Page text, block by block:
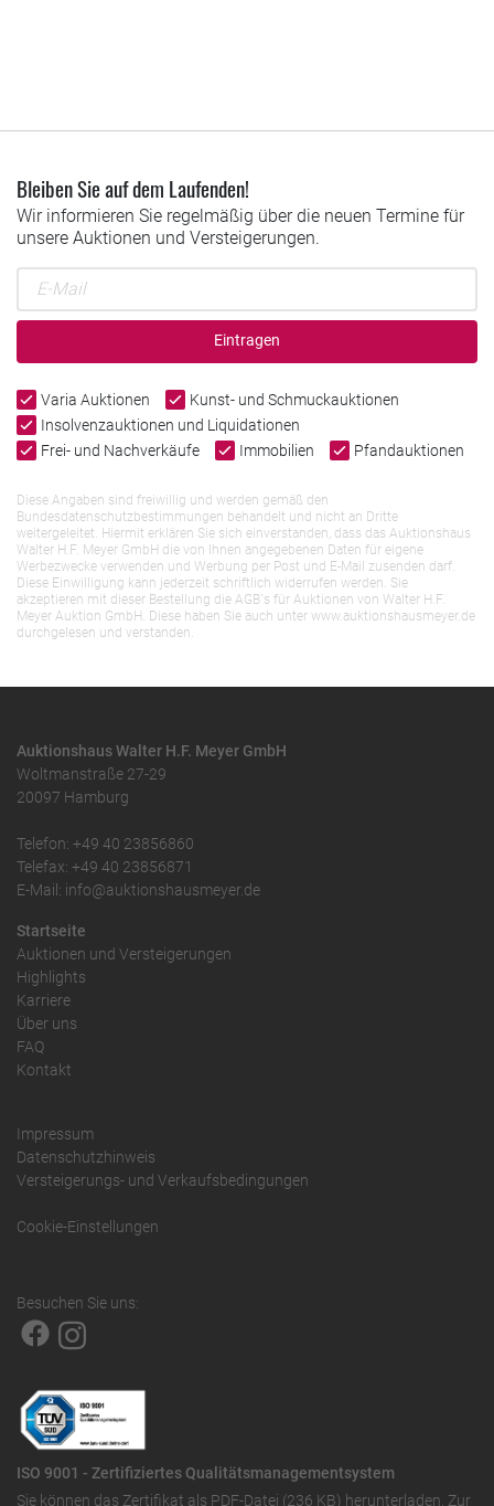
Bleiben Sie auf dem Laufenden!
Wir informieren Sie regelmäßig über die neuen Termine für
unsere Auktionen und Versteigerungen.
Eintragen
Varia Auktionen
Kunst- und Schmuckauktionen
Insolvenzauktionen und Liquidationen
Frei- und Nachverkäufe
Immobilien Pfandauktionen
Diese Angaben sind freiwillig und werden gemäß den
Bundesdatenschutzbestimmungen behandelt und nicht an Dritte
weitergeleitet. Hiermit erklären Sie sich einverstanden, dass das Auktionshaus
Walter H.F. Meyer GmbH die von Ihnen angegebenen Daten für eigene
Werbezwecke verwenden und Werbung per Post und E-Mail zusenden darf.
Diese Einwilligung kann jederzeit schriftlich widerrufen werden. Sie
akzeptieren mit dieser Bestellung die AGB`s für Auktionen von Walter H.F.
Meyer Auktion GmbH. Diese haben Sie auch unter www.auktionshausmeyer.de
durchgelesen und verstanden.
Auktionshaus Walter H.F. Meyer GmbH
Woltmanstraße 27-29
20097 Hamburg
Telefon: +49 40 23856860
Telefax: +49 40 23856871
E-Mail: info@auktionshausmeyer.de
Startseite
Auktionen und Versteigerungen
Highlights
Karriere
Über uns
FAQ
Kontakt
Impressum
Datenschutzhinweis
Versteigerungs- und Verkaufsbedingungen
Cookie-Einstellungen
Besuchen Sie uns:
ISO 9001 - Zertifiziertes Qualitätsmanagementsystem
Sie können das Zertifikat als PDF-Datei (236 KB) herunterladen. Zur